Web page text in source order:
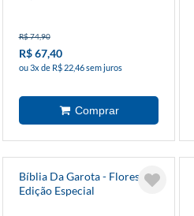
R$ 74,90
R$ 67,40
ou 3x de R$ 22,46 sem juros
Bíblia Da Garota - Flores -
Edição Especial